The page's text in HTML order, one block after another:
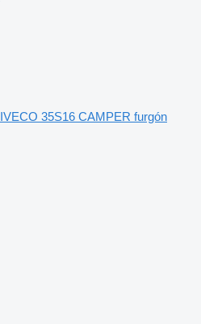
IVECO 35S16 CAMPER furgón